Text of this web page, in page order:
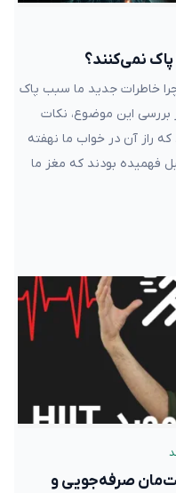
پاک نمی‌کنند؟
خاطرات جدید ما سبب پاک
این موضوع، نکات
راز آن در خواب ما نهفته
فهمیده بودند که مغز ما
صرفه‌جویی و